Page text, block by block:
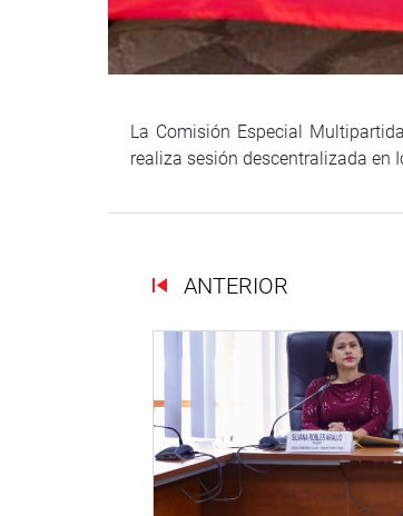
La Comisión Especial
realiza sesión descentralizada en
ANTERIOR